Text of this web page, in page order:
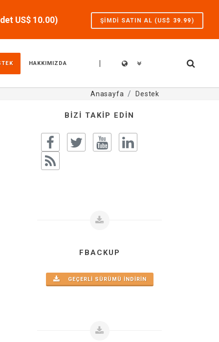
US$ 10.00) ŞIMDI SATIN AL (US$ 39.99)
|
HAKKIMIZDA
Anasayfa Destek
BIZI TAKIP EDIN
FBACKUP
GEÇERLI SÜRÜMÜ INDIRIN